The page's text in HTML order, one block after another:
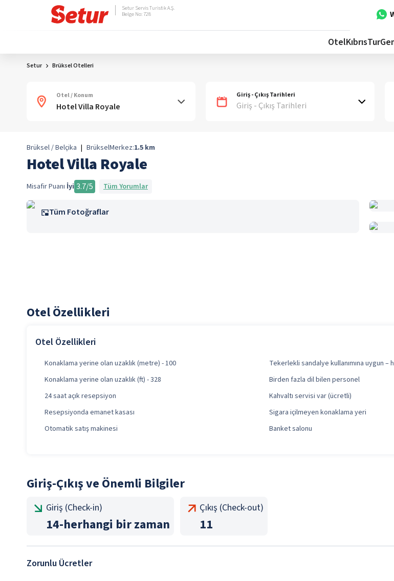
Setur Servis Turistik A.Ş.
Belge No: 728
OtelKıbrısTur
Setur Brüksel Otelleri
Otel / Konum Giriş - Çıkış Tarihleri
Giriş - Çıkış Tarihleri
Brüksel / Belçika | BrükselMerkez:1.5 km
Hotel Villa Royale
Misafir Puanı İyi 3.7/5 Tüm Yorumlar
Tüm Fotoğraflar
Otel Özellikleri
Otel Özellikleri
Konaklama yerine olan uzaklık (metre) - 100 Tekerlekli sandalye kullanımına uygun –
Konaklama yerine olan uzaklık (ft) - 328
Birden fazla dil bilen personel
24 saat açık resepsiyon
Kahvaltı servisi var (ücretli)
Resepsiyonda emanet kasası
Sigara içilmeyen konaklama yeri
Otomatik satış makinesi
Banket salonu
Giriş-Çıkış ve Önemli Bilgiler
Giriş (Check-in)
14-herhangi bir zaman
Çıkış (Check-out)
11
Zorunlu Ücretler